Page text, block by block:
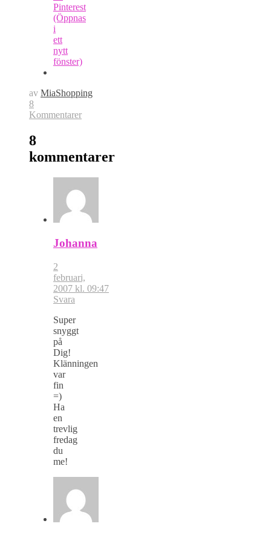
Pinterest
(Öppnas
i
ett
nytt
fönster)
av MiaShopping
8
Kommentarer
8
kommentarer
Johanna
2
februari,
2007 kl. 09:47
Svara
Super
snyggt
på
Dig!
Klänningen
var
fin
=)
Ha
en
trevlig
fredag
du
me!